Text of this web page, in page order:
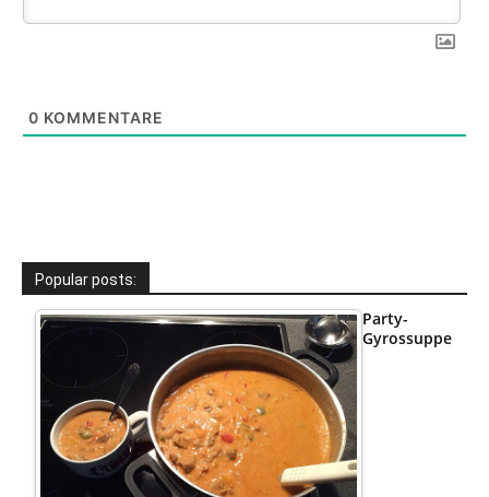
0 KOMMENTARE
Popular posts:
Party-
Gyrossuppe